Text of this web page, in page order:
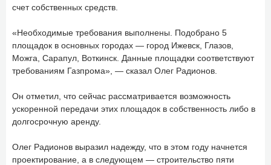
счет собственных средств.
«Необходимые требования выполнены. Подобрано 5
площадок в основных городах — город Ижевск, Глазов,
Можга, Сарапул, Воткинск. Данные площадки соответствуют
требованиям Газпрома», — сказал Олег Радионов.
Он отметил, что сейчас рассматривается возможность
ускоренной передачи этих площадок в собственность либо в
долгосрочную аренду.
Олег Радионов выразил надежду, что в этом году начнется
проектирование, а в следующем — строительство пяти